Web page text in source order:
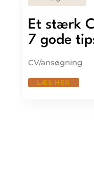
Et stærk
7 gode
CV/ansøgning
LÆS HER